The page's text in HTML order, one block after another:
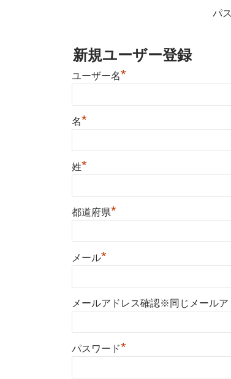
パ
新規ユーザー登録
ユーザー名*
名*
姓*
都道府県*
メール*
メールアドレス確認※同じメールア
パスワード*